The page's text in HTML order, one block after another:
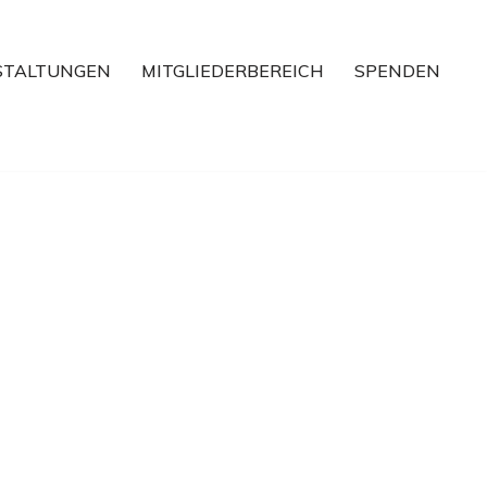
MITGLIEDERBEREICH
SPENDEN